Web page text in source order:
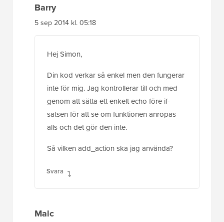
Barry
5 sep 2014 kl. 05:18
Hej Simon,
Din kod verkar så enkel men den fungerar
inte för mig. Jag kontrollerar till och med
genom att sätta ett enkelt echo före if-
satsen för att se om funktionen anropas
alls och det gör den inte.
Så vilken add_action ska jag använda?
Svara
Malc